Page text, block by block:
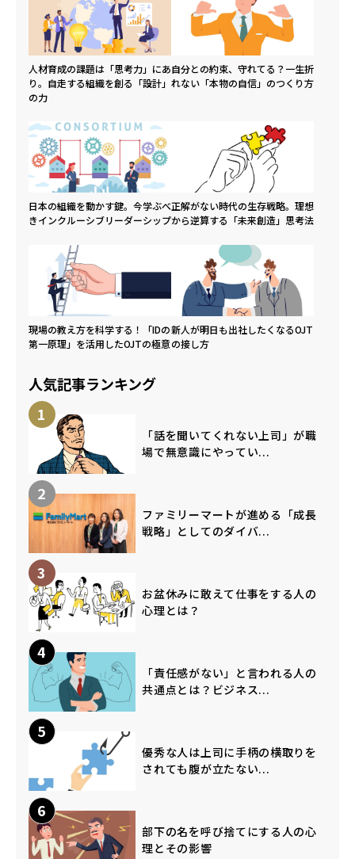
人材育成の課題は「思考力」にあ
り。自走する組織を創る「設計」
の力
自分との約束、守れてる？一生折
れない「本物の自信」のつくり方
日本の組織を動かす鍵。今学ぶべ
きインクルーシブリーダーシップ
正解がない時代の生存戦略。理想
から逆算する「未来創造」思考法
現場の教え方を科学する！「IDの
第一原理」を活用したOJTの極意
新人が明日も出社したくなるOJT
の接し方
人気記事ランキング
1
「話を聞いてくれない上司」が職
場で無意識にやってい...
2
ファミリーマートが進める「成長
戦略」としてのダイバ...
3
お盆休みに敢えて仕事をする人の
心理とは？
4
「責任感がない」と言われる人の
共通点とは？ビジネス...
5
優秀な人は上司に手柄の横取りを
されても腹が立たない...
6
部下の名を呼び捨てにする人の心
理とその影響